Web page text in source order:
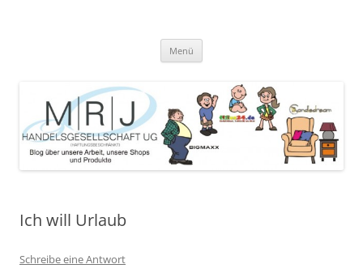
angebotene Produkte
Menü
Ich will Urlaub
Schreibe eine Antwort